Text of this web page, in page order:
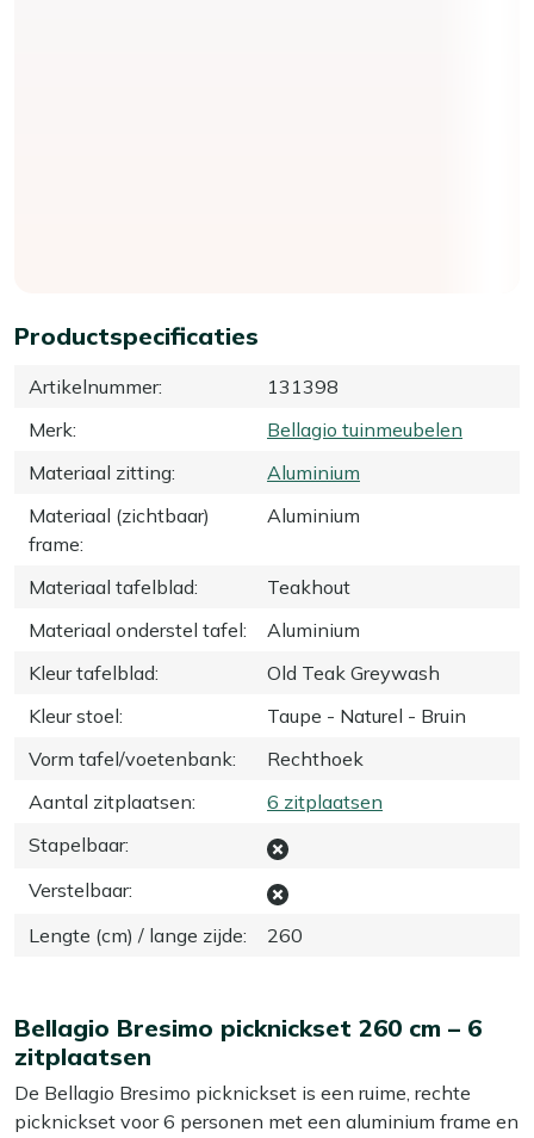
Productspecificaties
Artikelnummer:
131398
Merk:
Bellagio tuinmeubelen
Materiaal zitting:
Aluminium
Materiaal (zichtbaar)
frame:
Aluminium
Materiaal tafelblad:
Teakhout
Materiaal onderstel tafel:
Aluminium
Kleur tafelblad:
Old Teak Greywash
Kleur stoel:
Taupe - Naturel - Bruin
Vorm tafel/voetenbank:
Rechthoek
Aantal zitplaatsen:
6 zitplaatsen
Stapelbaar:
Verstelbaar:
Lengte (cm) / lange zijde: 260
Bellagio Bresimo picknickset 260 cm – 6
zitplaatsen
De Bellagio Bresimo picknickset is een ruime, rechte
picknickset voor 6 personen met een aluminium frame en